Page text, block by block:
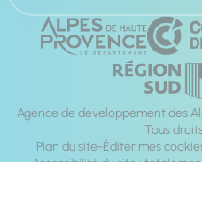
Agence de développement des
Tous
Plan du site Éditer mes
Accessibilité du site :